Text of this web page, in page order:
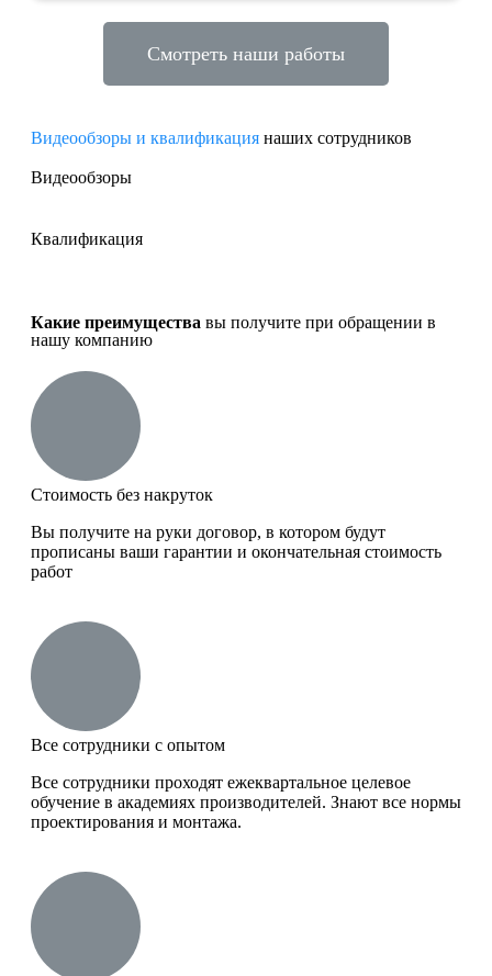
Смотреть наши работы
Видеообзоры и квалификация наших сотрудников
Видеообзоры
Квалификация
Какие преимущества вы получите при обращении в
нашу компанию
Стоимость без накруток
Вы получите на руки договор, в котором будут
прописаны ваши гарантии и окончательная стоимость
работ
Все сотрудники с опытом
Все сотрудники проходят ежеквартальное целевое
обучение в академиях производителей. Знают все нормы
проектирования и монтажа.